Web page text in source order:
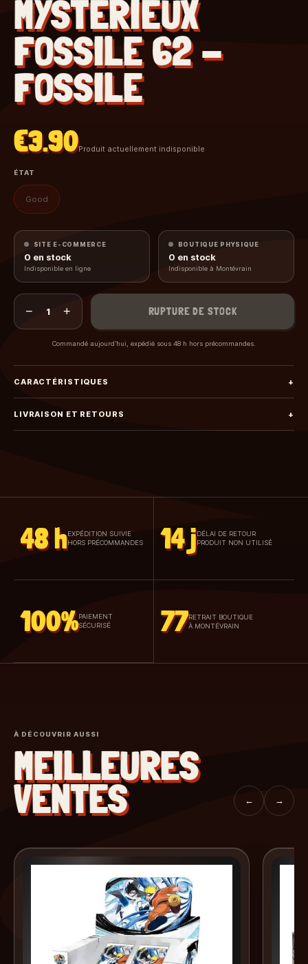
MYSTÉRIEUX
FOSSILE 62 -
FOSSILE
€3.90Produit actuellement indisponible
ÉTAT
Good
SITE E-COMMERCE
0 en stock
Indisponible en ligne
BOUTIQUE PHYSIQUE
0 en stock
Indisponible à Montévrain
− 1 + RUPTURE DE STOCK
Commandé aujourd’hui, expédié sous 48 h hors précommandes.
CARACTÉRISTIQUES +
LIVRAISON ET RETOURS +
48 h EXPÉDITION SUIVIE
HORS PRÉCOMMANDES
14 jDÉLAI DE RETOUR
PRODUIT NON UTILISÉ
100% PAIEMENT
SÉCURISÉ
77RETRAIT BOUTIQUE
À MONTÉVRAIN
À DÉCOUVRIR AUSSI
MEILLEURES
VENTES ← →